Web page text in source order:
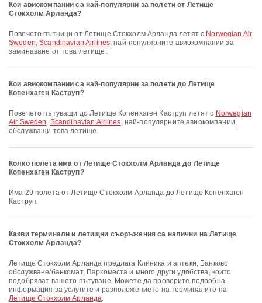
Кои авиокомпании са най-популярни за полети от Летище
Стокхолм Арланда?
Повечето пътници от Летище Стокхолм Арланда летят с Norwegian Air
Sweden,Scandinavian Airlines, най-популярните авиокомпании за
заминаване от това летище.
Кои авиокомпании са най-популярни за полети до Летище
Копенхаген Каструп?
Повечето пътуващи до Летище Копенхаген Каструп летят с Norwegian
Air Sweden, Scandinavian Airlines, най-популярните авиокомпании,
обслужващи това летище.
Колко полета има от Летище Стокхолм Арланда до Летище
Копенхаген Каструп?
Има 29 полета от Летище Стокхолм Арланда до Летище Копенхаген
Каструп.
Какви терминали и летищни съоръжения са налични на Летище
Стокхолм Арланда?
Летище Стокхолм Арланда предлага Клиника и аптеки, Банково
обслужване/банкомат, Паркоместа и много други удобства, които
подобряват вашето пътуване. Можете да проверите подробна
информация за услугите и разположението на терминалите на
Летище Стокхолм Арланда.